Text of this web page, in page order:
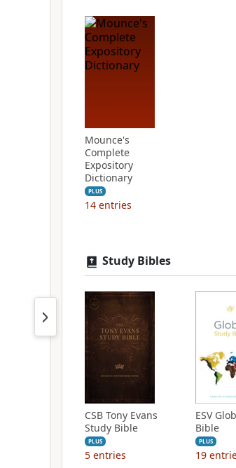
Mounce's
Complete
Expository
Dictionary
PLUS
14 entries
Study Bibles
CSB Tony Evans
Study Bible
PLUS
5 entries
ESV
Bible
PLUS
19